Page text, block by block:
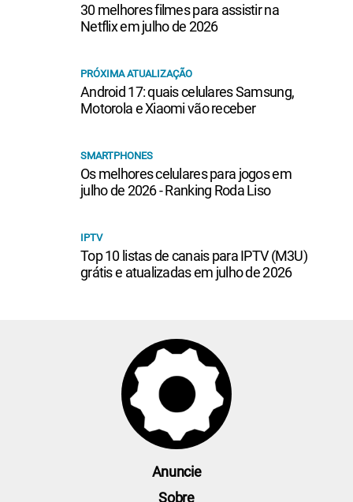
30 melhores filmes para assistir na
Netflix em julho de 2026
PRÓXIMA ATUALIZAÇÃO
Android 17: quais celulares Samsung,
Motorola e Xiaomi vão receber
SMARTPHONES
Os melhores celulares para jogos em
julho de 2026 - Ranking Roda Liso
IPTV
Top 10 listas de canais para IPTV (M3U)
grátis e atualizadas em julho de 2026
Anuncie
Sobre